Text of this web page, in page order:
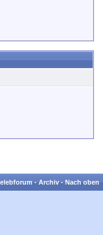
-Archiv-Nach oben